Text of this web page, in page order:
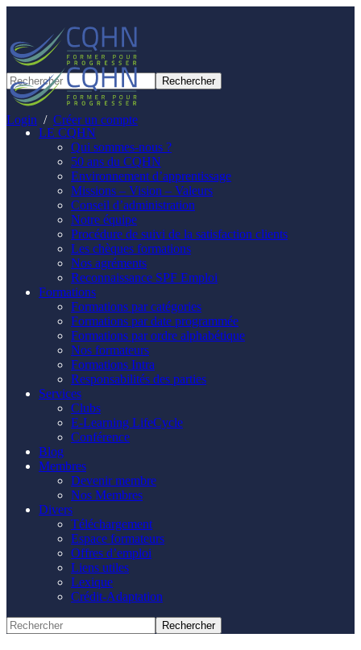
Login / Créer un compte
LE CQHN
Qui sommes-nous ?
50 ans du CQHN
Environnement d’apprentissage
Missions – Vision – Valeurs
Conseil d’administration
Notre équipe
Procédure de suivi de la satisfaction clients
Les chèques formations
Nos agréments
Reconnaissance SPF Emploi
Formations
Formations par catégories
Formations par date programmée
Formations par ordre alphabétique
Nos formateurs
Formations Intra
Responsabilités des parties
Services
Clubs
E-Learning LifeCycle
Conférence
Blog
Membres
Devenir membre
Nos Membres
Divers
Téléchargement
Espace formateurs
Offres d’emploi
Liens utiles
Lexique
Crédit-Adaptation
Panneau de gestion des cookies